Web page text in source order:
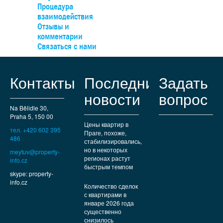
Процедура
взаимодействия
Отзывы и
комментарии
Связаться с нами
Контакты
Na Bělidle 30,
Praha 5, 150 00
тел. +420 602 395
486
meytuv@property-
info.cz
skype: property-
info.cz
Последние
новости
Цены квартир в
Праге, похоже,
стабилизировались,
но в некоторых
регионах растут
быстрым темпом
Количество сделок
с квартирами в
январе 2026 года
существенно
снизилось
Задать
вопрос